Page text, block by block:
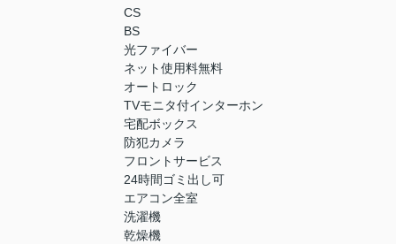
CS
BS
光ファイバー
ネット使用料無料
オートロック
TVモニタ付インターホン
宅配ボックス
防犯カメラ
フロントサービス
24時間ゴミ出し可
エアコン全室
洗濯機
乾燥機